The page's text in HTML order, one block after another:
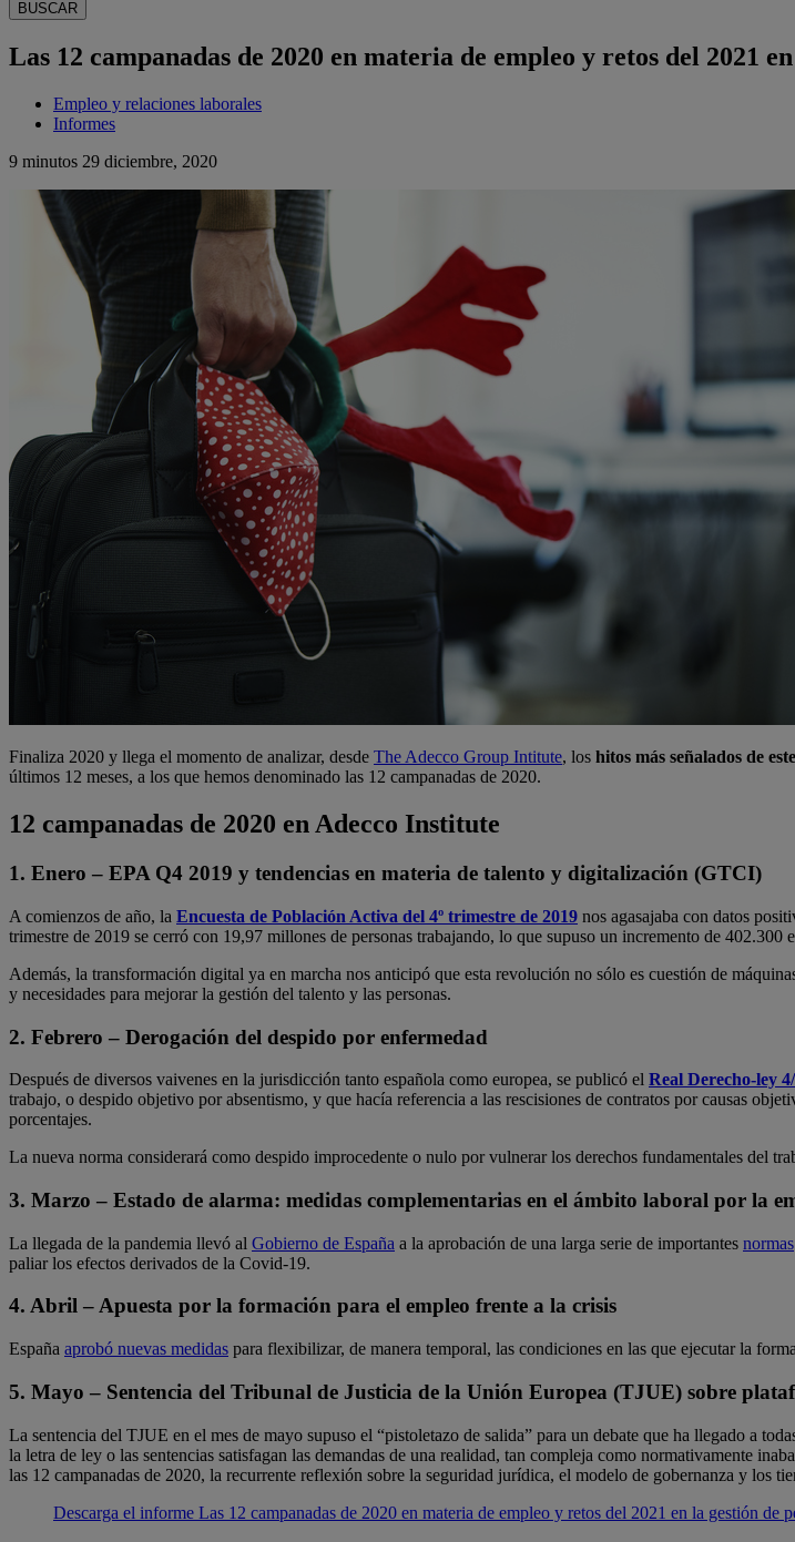
BUSCAR
Las 12 campanadas de 2020 en materia de empleo y retos del 2021
Empleo y relaciones laborales
Informes
9 minutos 29 diciembre, 2020
Finaliza 2020 y llega el momento de analizar, desde The Adecco Group Intitute, los hitos más señalados de
últimos 12 meses, a los que hemos denominado las 12 campanadas de 2020.
12 campanadas de 2020 en Adecco Institute
1. Enero – EPA Q4 2019 y tendencias en materia de talento y digitalización (GTCI)
A comienzos de año, la Encuesta de Población Activa del 4º trimestre de 2019 nos agasajaba con datos
trimestre de 2019 se cerró con 19,97 millones de personas trabajando, lo que supuso un incremento de 402.300
Además, la transformación digital ya en marcha nos anticipó que esta revolución no sólo es cuestión de
y necesidades para mejorar la gestión del talento y las personas.
2. Febrero – Derogación del despido por enfermedad
Después de diversos vaivenes en la jurisdicción tanto española como europea, se publicó el Real Derecho-ley
trabajo, o despido objetivo por absentismo, y que hacía referencia a las rescisiones de contratos por causas
porcentajes.
La nueva norma considerará como despido improcedente o nulo por vulnerar los derechos fundamentales del
3. Marzo – Estado de alarma: medidas complementarias en el ámbito laboral por la
La llegada de la pandemia llevó al Gobierno de España a la aprobación de una larga serie de importantes normas
paliar los efectos derivados de la Covid-19.
4. Abril – Apuesta por la formación para el empleo frente a la crisis
España aprobó nuevas medidas para flexibilizar, de manera temporal, las condiciones en las que ejecutar la
5. Mayo – Sentencia del Tribunal de Justicia de la Unión Europea (TJUE) sobre
La sentencia del TJUE en el mes de mayo supuso el “pistoletazo de salida” para un debate que ha llegado a
la letra de ley o las sentencias satisfagan las demandas de una realidad, tan compleja como normativamente
las 12 campanadas de 2020, la recurrente reflexión sobre la seguridad jurídica, el modelo de gobernanza y
Descarga el informe Las 12 campanadas de 2020 en materia de empleo y retos del 2021 en la gestión de